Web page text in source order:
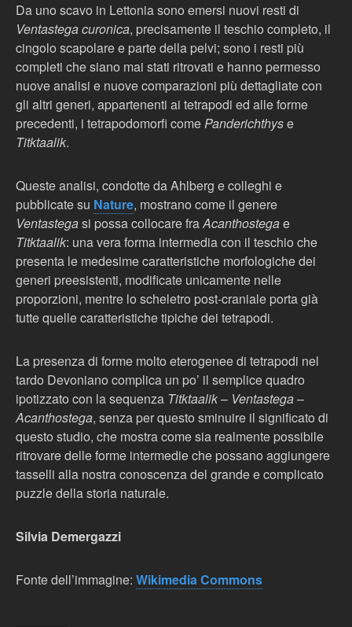
Da uno scavo in Lettonia sono emersi nuovi resti di
Ventastega curonica, precisamente il teschio completo, il
cingolo scapolare e parte della pelvi; sono i resti più
completi che siano mai stati ritrovati e hanno permesso
nuove analisi e nuove comparazioni più dettagliate con
gli altri generi, appartenenti ai tetrapodi ed alle forme
precedenti, i tetrapodomorfi comePanderichthyse
Titktaalik.
Queste analisi, condotte da Ahlberg e colleghi e
pubblicate su Nature, mostrano come il genere
Ventastegasi possa collocare fraAcanthostegae
Titktaalik: una vera forma intermedia con il teschio che
presenta le medesime caratteristiche morfologiche dei
generi preesistenti, modificate unicamente nelle
proporzioni, mentre lo scheletro post-craniale porta già
tutte quelle caratteristiche tipiche dei tetrapodi.
La presenza di forme molto eterogenee di tetrapodi nel
tardo Devoniano complica un po’ il semplice quadro
ipotizzato con la sequenza Titktaalik– Ventastega–
Acanthostega, senza per questo sminuire il significato di
questo studio, che mostra come sia realmente possibile
ritrovare delle forme intermedie che possano aggiungere
tasselli alla nostra conoscenza del grande e complicato
puzzle della storia naturale.
Silvia Demergazzi
Fonte dell’immagine: Wikimedia Commons